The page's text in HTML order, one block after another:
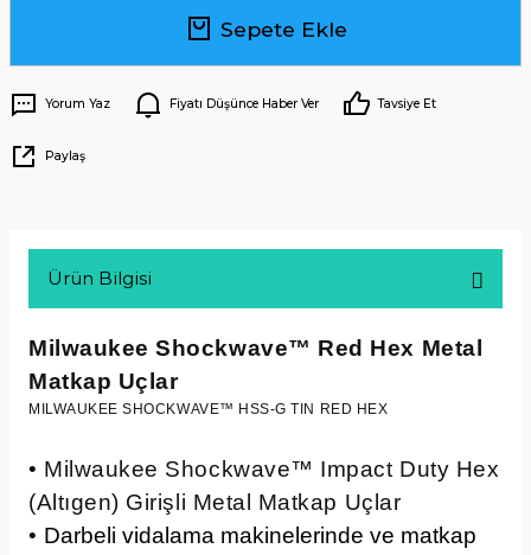
Sepete Ekle
Yorum Yaz Fiyatı Düşünce Haber Ver Tavsiye Et
Paylaş
Ürün Bilgisi
Milwaukee Shockwave™ Red Hex Metal
Matkap Uçlar
MILWAUKEE SHOCKWAVE™ HSS-G TIN RED HEX
• Milwaukee Shockwave™ Impact Duty Hex
(Altıgen) Girişli Metal Matkap Uçlar
• Darbeli vidalama makinelerinde ve matkap